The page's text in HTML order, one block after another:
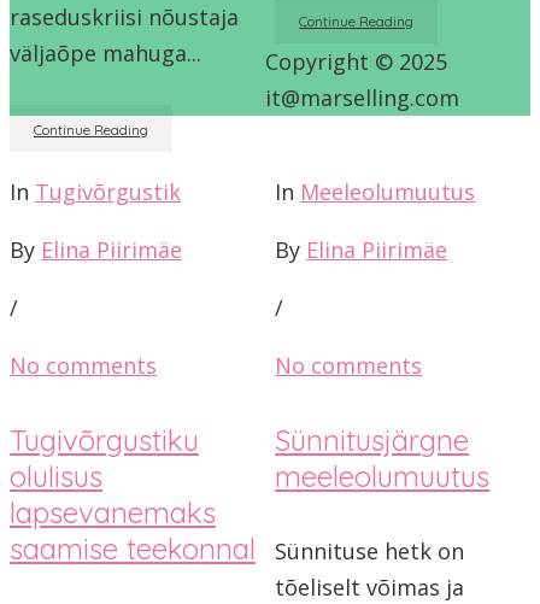
raseduskriisi nõustaja
väljaõpe mahuga...
Continue Reading
Continue Reading
In Tugivõrgustik
By Elina Piirimäe
/
No comments
Tugivõrgustiku
olulisus
lapsevanemaks
saamise teekonnal
In Meeleolumuutus
By Elina Piirimäe
/
No comments
Sünnitusjärgne
meeleolumuutus
Sünnituse hetk on
tõeliselt võimas ja
Copyright © 2025
it@marselling.com